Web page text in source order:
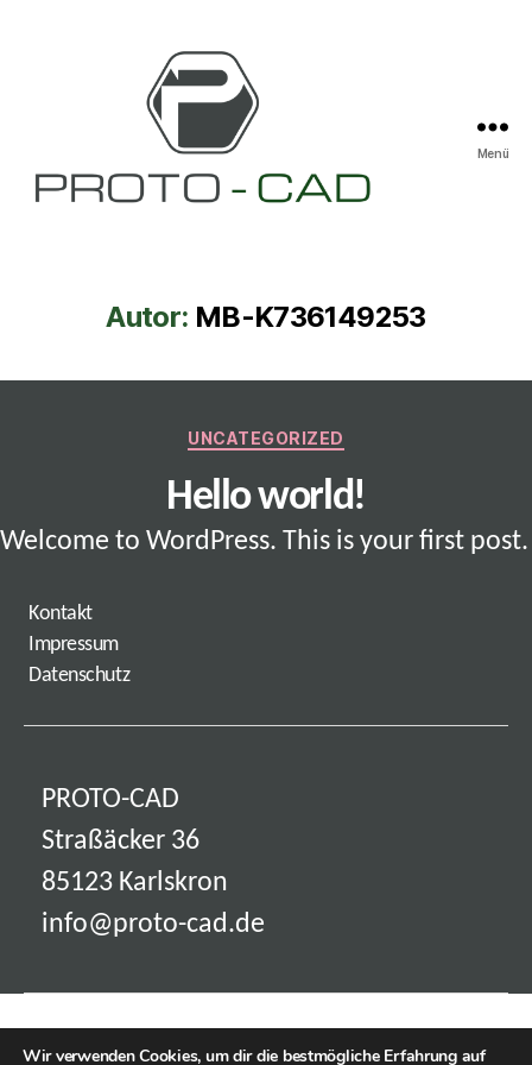
Menü
Autor: MB-K736149253
Kategorien
UNCATEGORIZED
Hello world!
Welcome to WordPress. This is your first
Kontakt
Impressum
Datenschutz
PROTO-CAD
Straßäcker 36
85123 Karlskron
info@proto-cad.de
© 2026Entwicklung & Design Nach oben
Wir verwenden Cookies, um dir die bestmögliche Erfahrung auf